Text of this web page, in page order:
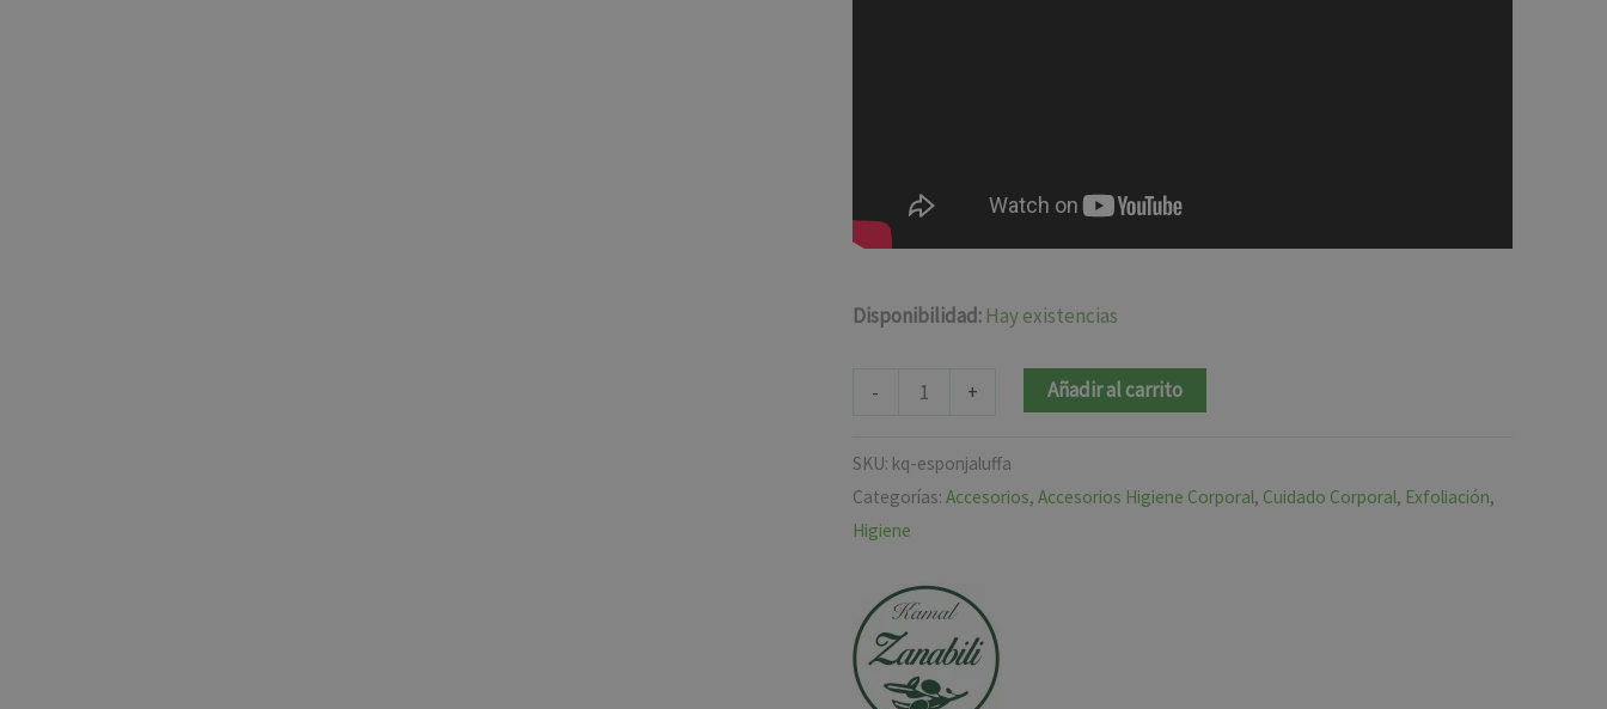
Disponibilidad: Hay existencias
- + Añadir al carrito
SKU: kq-esponjaluffa
Categorías: Accesorios, Accesorios Higiene Corporal, Cuidado Corporal, Exfoliación,
Higiene